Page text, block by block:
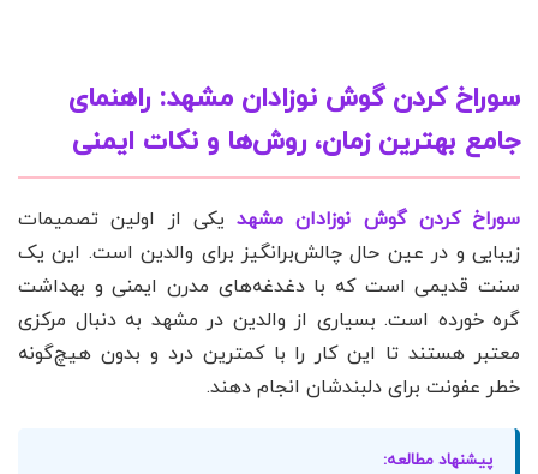
سوراخ کردن گوش نوزادان مشهد: راهنمای
جامع بهترین زمان، روش‌ها و نکات ایمنی
سوراخ کردن گوش نوزادان مشهد یکی از اولین تصمیمات
زیبایی و در عین حال چالش‌برانگیز برای والدین است. این یک
سنت قدیمی است که با دغدغه‌های مدرن ایمنی و بهداشت
گره خورده است. بسیاری از والدین در مشهد به دنبال مرکزی
معتبر هستند تا این کار را با کمترین درد و بدون هیچ‌گونه
خطر عفونت برای دلبندشان انجام دهند.
پیشنهاد مطالعه: